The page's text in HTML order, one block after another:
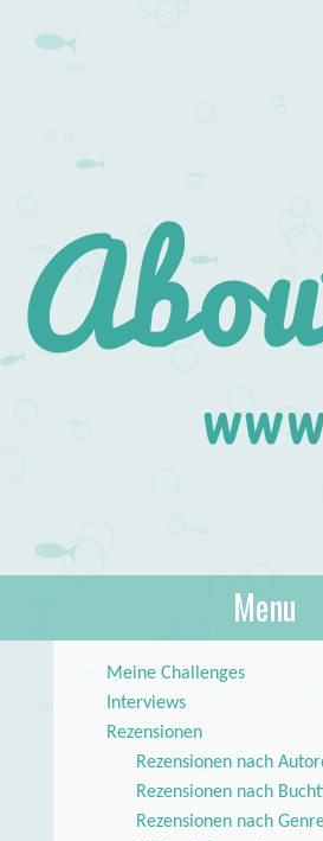
Aboutlilstar.de
Menu
Meine Challenges
Interviews
Rezensionen
Rezensionen nach
Rezensionen nach
Rezensionen nach